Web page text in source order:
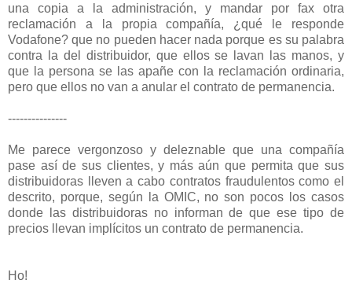
una copia a la administración, y mandar por fax otra
reclamación a la propia compañía, ¿qué le responde
Vodafone? que no pueden hacer nada porque es su palabra
contra la del distribuidor, que ellos se lavan las manos, y
que la persona se las apañe con la reclamación ordinaria,
pero que ellos no van a anular el contrato de permanencia.
---------------
Me parece vergonzoso y deleznable que una compañía
pase así de sus clientes, y más aún que permita que sus
distribuidoras lleven a cabo contratos fraudulentos como el
descrito, porque, según la OMIC, no son pocos los casos
donde las distribuidoras no informan de que ese tipo de
precios llevan implícitos un contrato de permanencia.
Ho!